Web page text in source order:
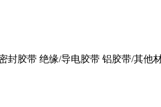
胶带 绝缘/导电胶带 铝胶带/其他